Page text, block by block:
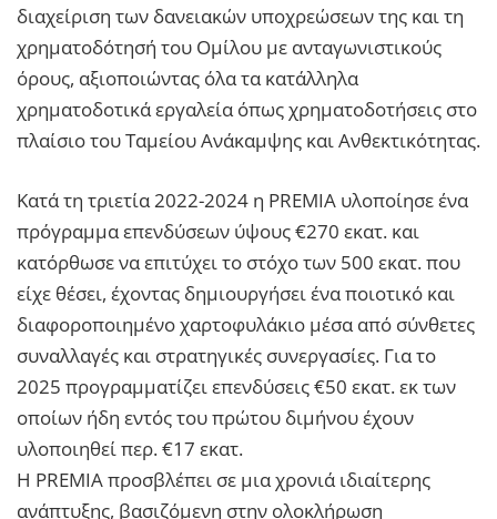
διαχείριση των δανειακών υποχρεώσεων της και τη
χρηματοδότησή του Ομίλου με ανταγωνιστικούς
όρους, αξιοποιώντας όλα τα κατάλληλα
χρηματοδοτικά εργαλεία όπως χρηματοδοτήσεις στο
πλαίσιο του Ταμείου Ανάκαμψης και Ανθεκτικότητας.
Κατά τη τριετία 2022-2024 η PREMIA υλοποίησε ένα
πρόγραμμα επενδύσεων ύψους €270 εκατ. και
κατόρθωσε να επιτύχει το στόχο των 500 εκατ. που
είχε θέσει, έχοντας δημιουργήσει ένα ποιοτικό και
διαφοροποιημένο χαρτοφυλάκιο μέσα από σύνθετες
συναλλαγές και στρατηγικές συνεργασίες. Για το
2025 προγραμματίζει επενδύσεις €50 εκατ. εκ των
οποίων ήδη εντός του πρώτου διμήνου έχουν
υλοποιηθεί περ. €17 εκατ.
Η PREMIA προσβλέπει σε μια χρονιά ιδιαίτερης
ανάπτυξης, βασιζόμενη στην ολοκλήρωση